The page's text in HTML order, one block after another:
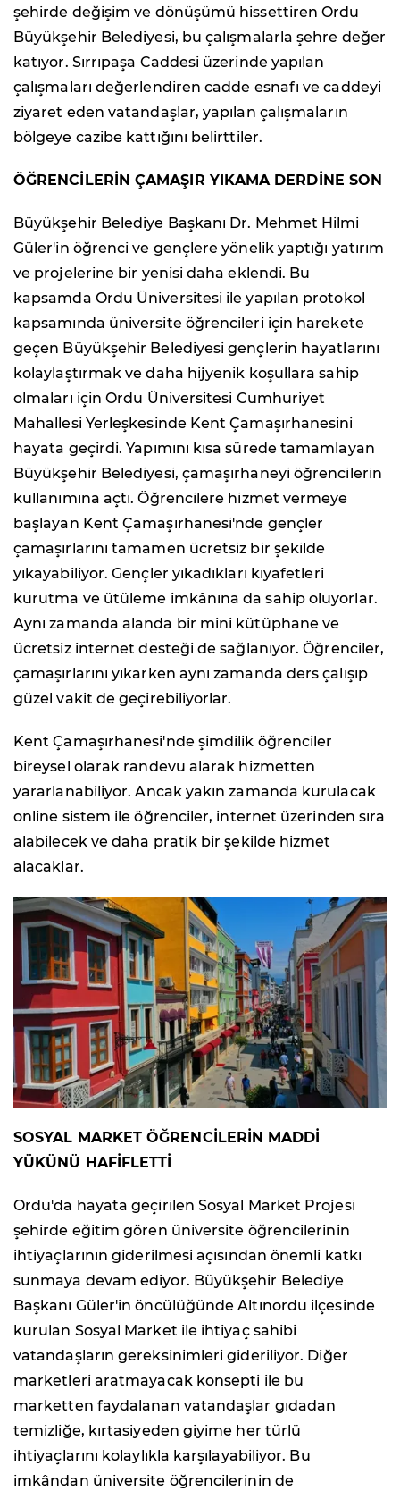
şehirde değişim ve dönüşümü hissettiren Ordu
Büyükşehir Belediyesi, bu çalışmalarla şehre değer
katıyor. Sırrıpaşa Caddesi üzerinde yapılan
çalışmaları değerlendiren cadde esnafı ve caddeyi
ziyaret eden vatandaşlar, yapılan çalışmaların
bölgeye cazibe kattığını belirttiler.
ÖĞRENCİLERİN ÇAMAŞIR YIKAMA DERDİNE SON
Büyükşehir Belediye Başkanı Dr. Mehmet Hilmi
Güler'in öğrenci ve gençlere yönelik yaptığı yatırım
ve projelerine bir yenisi daha eklendi. Bu
kapsamda Ordu Üniversitesi ile yapılan protokol
kapsamında üniversite öğrencileri için harekete
geçen Büyükşehir Belediyesi gençlerin hayatlarını
kolaylaştırmak ve daha hijyenik koşullara sahip
olmaları için Ordu Üniversitesi Cumhuriyet
Mahallesi Yerleşkesinde Kent Çamaşırhanesini
hayata geçirdi. Yapımını kısa sürede tamamlayan
Büyükşehir Belediyesi, çamaşırhaneyi öğrencilerin
kullanımına açtı. Öğrencilere hizmet vermeye
başlayan Kent Çamaşırhanesi'nde gençler
çamaşırlarını tamamen ücretsiz bir şekilde
yıkayabiliyor. Gençler yıkadıkları kıyafetleri
kurutma ve ütüleme imkânına da sahip oluyorlar.
Aynı zamanda alanda bir mini kütüphane ve
ücretsiz internet desteği de sağlanıyor. Öğrenciler,
çamaşırlarını yıkarken aynı zamanda ders çalışıp
güzel vakit de geçirebiliyorlar.
Kent Çamaşırhanesi'nde şimdilik öğrenciler
bireysel olarak randevu alarak hizmetten
yararlanabiliyor. Ancak yakın zamanda kurulacak
online sistem ile öğrenciler, internet üzerinden sıra
alabilecek ve daha pratik bir şekilde hizmet
alacaklar.
SOSYAL MARKET ÖĞRENCİLERİN MADDİ
YÜKÜNÜ HAFİFLETTİ
Ordu'da hayata geçirilen Sosyal Market Projesi
şehirde eğitim gören üniversite öğrencilerinin
ihtiyaçlarının giderilmesi açısından önemli katkı
sunmaya devam ediyor. Büyükşehir Belediye
Başkanı Güler'in öncülüğünde Altınordu ilçesinde
kurulan Sosyal Market ile ihtiyaç sahibi
vatandaşların gereksinimleri gideriliyor. Diğer
marketleri aratmayacak konsepti ile bu
marketten faydalanan vatandaşlar gıdadan
temizliğe, kırtasiyeden giyime her türlü
ihtiyaçlarını kolaylıkla karşılayabiliyor. Bu
imkândan üniversite öğrencilerinin de